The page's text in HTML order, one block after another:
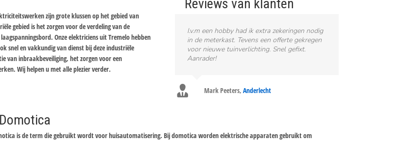
zijn grote klussen op het gebied van
gebied is het zorgen voor de verdeling van de
Onze elektriciens uit Tremelo hebben
snel en vakkundig van dienst bij deze industriële
van inbraakbeveiliging, het zorgen voor een
Wij helpen u met alle plezier verder.
Reviews van klanten
I.v.m een hobby had ik extra zekeringen nodig
in de meterkast. Tevens een offerte gekregen
voor nieuwe tuinverlichting. Snel gefixt.
Aanrader!
Mark Peeters, Anderlecht
Domotica
is de term die gebruikt wordt voor huisautomatisering. Bij domotica worden elektrische apparaten gebruikt om